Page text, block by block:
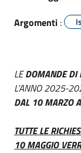
Argomenti :
LEDOMANDE DI
L’ANNO 2025-
DAL 10 MARZO
TUTTE LE
10 MAGGIO